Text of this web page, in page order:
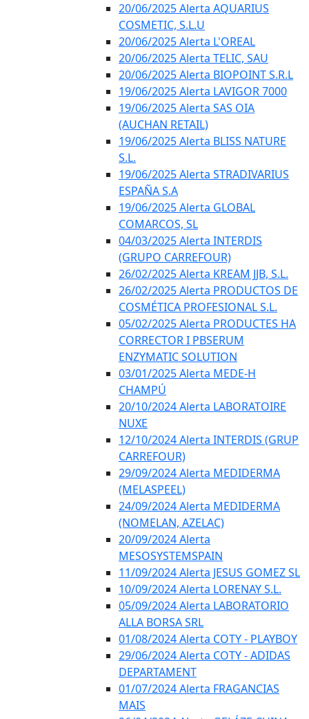
20/06/2025 Alerta AQUARIUS
COSMETIC, S.L.U
20/06/2025 Alerta L'OREAL
20/06/2025 Alerta TELIC, SAU
20/06/2025 Alerta BIOPOINT S.R.L
19/06/2025 Alerta LAVIGOR 7000
19/06/2025 Alerta SAS OIA
(AUCHAN RETAIL)
19/06/2025 Alerta BLISS NATURE
S.L.
19/06/2025 Alerta STRADIVARIUS
ESPAÑA S.A
19/06/2025 Alerta GLOBAL
COMARCOS, SL
04/03/2025 Alerta INTERDIS
(GRUPO CARREFOUR)
26/02/2025 Alerta KREAM JJB, S.L.
26/02/2025 Alerta PRODUCTOS DE
COSMÉTICA PROFESIONAL S.L.
05/02/2025 Alerta PRODUCTES HA
CORRECTOR I PBSERUM
ENZYMATIC SOLUTION
03/01/2025 Alerta MEDE-H
CHAMPÚ
20/10/2024 Alerta LABORATOIRE
NUXE
12/10/2024 Alerta INTERDIS (GRUP
CARREFOUR)
29/09/2024 Alerta MEDIDERMA
(MELASPEEL)
24/09/2024 Alerta MEDIDERMA
(NOMELAN, AZELAC)
20/09/2024 Alerta
MESOSYSTEMSPAIN
11/09/2024 Alerta JESUS GOMEZ SL
10/09/2024 Alerta LORENAY S.L.
05/09/2024 Alerta LABORATORIO
ALLA BORSA SRL
01/08/2024 Alerta COTY - PLAYBOY
29/06/2024 Alerta COTY - ADIDAS
DEPARTAMENT
01/07/2024 Alerta FRAGANCIAS
MAIS